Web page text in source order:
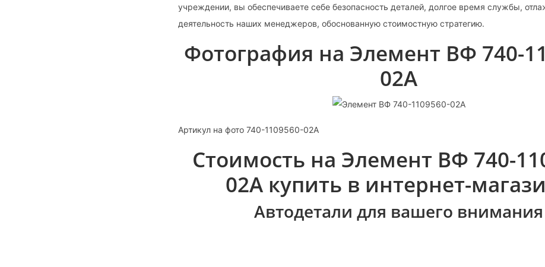
учреждении, вы обеспечиваете себе безопасность деталей, долгое время службы,
деятельность наших менеджеров, обоснованную стоимостную стратегию.
Фотография на Элемент ВФ 740-
02А
Артикул на фото 740-1109560-02A
Стоимость на Элемент ВФ 740-
02А купить в интернет-
Автодетали для вашего внимания